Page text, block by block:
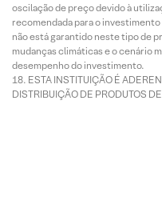
oscilação de preço devido à
recomendada para o
não está garantido neste tipo de
mudanças climáticas e o cenário
desempenho do investimento.
ESTA INSTITUIÇÃO É
DISTRIBUIÇÃO DE PRODUTOS